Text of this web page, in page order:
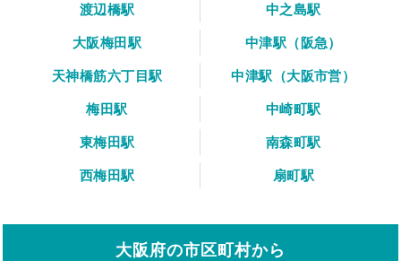
渡辺橋駅
中之島駅
大阪梅田駅
中津駅（阪急）
天神橋筋六丁目駅
中津駅（大阪市営）
梅田駅
中崎町駅
東梅田駅
南森町駅
西梅田駅
扇町駅
大阪府の市区町村から